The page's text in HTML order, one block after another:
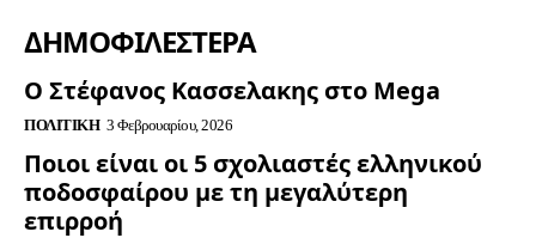
ΔΗΜΟΦΙΛΈΣΤΕΡΑ
Ο Στέφανος Κασσελακης στο Mega
ΠΟΛΙΤΙΚΉ 3 Φεβρουαρίου, 2026
Ποιοι είναι οι 5 σχολιαστές ελληνικού
ποδοσφαίρου με τη μεγαλύτερη
επιρροή